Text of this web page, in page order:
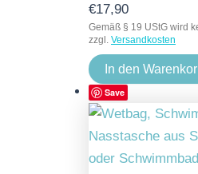
€17,90
Gemäß § 19 UStG wird
zzgl. Versandkosten
In den
Save